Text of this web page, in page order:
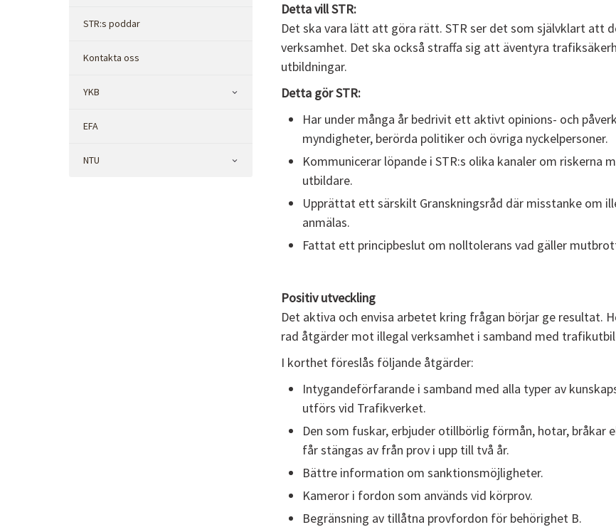
STR:s poddar
Kontakta oss
YKB
EFA
NTU
Detta vill STR:
Det ska vara lätt att göra rätt. STR ser det som självklart att
verksamhet. Det ska också straffa sig att äventyra
utbildningar.
Detta gör STR:
Har under många år bedrivit ett aktivt opinions- och
myndigheter, berörda politiker och övriga nyckelpersoner.
Kommunicerar löpande i STR:s olika kanaler om riskerna
utbildare.
Upprättat ett särskilt Granskningsråd där misstanke om
anmälas.
Fattat ett principbeslut om nolltolerans vad gäller
Positiv utveckling
Det aktiva och envisa arbetet kring frågan börjar ge resultat.
rad åtgärder mot illegal verksamhet i samband med
I korthet föreslås följande åtgärder:
Intygandeförfarande i samband med alla typer av
utförs vid Trafikverket.
Den som fuskar, erbjuder otillbörlig förmån, hotar, bråkar
får stängas av från prov i upp till två år.
Bättre information om sanktionsmöjligheter.
Kameror i fordon som används vid körprov.
Begränsning av tillåtna provfordon för behörighet B.